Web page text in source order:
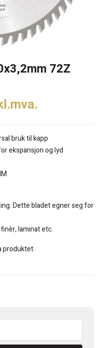
72Z
bruk til kapp
ekspansjon og lyd
Dette bladet egner seg for
laminat etc.
produktet.